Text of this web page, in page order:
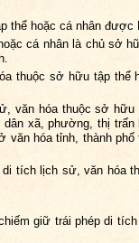
thể hoặc cá nhân được
cá nhân là chủ sở
thuộc sở hữu tập thể
văn hóa thuộc sở hữu
xã, phường, thị trấn
hóa tỉnh, thành
tích lịch sử, văn hóa
giữ trái phép di